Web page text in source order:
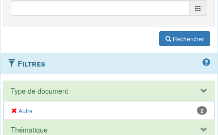
Rechercher
Filtres
Type de document
Autre 2
Thématique